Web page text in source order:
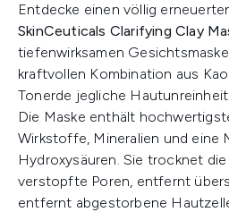
Entdecke einen völlig
SkinCeuticals Clarifying Clay
tiefenwirksamen
kraftvollen Kombination aus
Tonerde jegliche
Die Maske enthält
Wirkstoffe, Mineralien und eine
Hydroxysäuren. Sie trocknet
verstopfte Poren, entfernt
entfernt abgestorbene